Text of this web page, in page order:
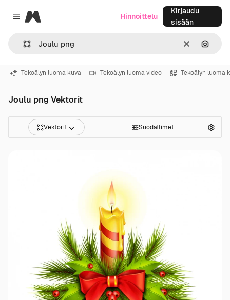
Close menu
Magnific
SelkeäHae
Hinnoittelu
Kirjaudu
sisään
Tekoälyn luoma kuva Tekoälyn luoma video Tekoälyn luoma
Joulu png Vektorit
Vektorit Suodattimet